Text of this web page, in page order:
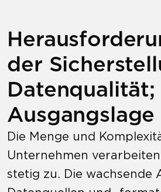
der
Datenqualität;
Ausgangslage
Die Menge und
Unternehmen
stetig zu. Die wachsende